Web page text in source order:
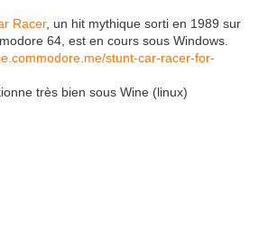
Racer, un hit mythique sorti en 1989 sur
64, est en cours sous Windows.
stunt-car-racer-for-
très bien sous Wine (linux)